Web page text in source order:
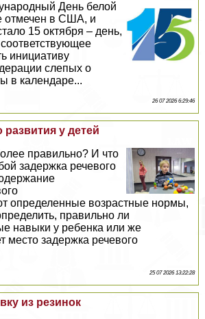
День белой
отмечен в США, и
15 октября – день,
инициативу
слепых о
в календаре...
26 07 2026 6:29:46
развития у детей
правильно? И что
задержка речевого
определенные возрастные нормы,
правильно ли
навыки у ребенка или же
место задержка речевого
25 07 2026 13:22:28
из резинок